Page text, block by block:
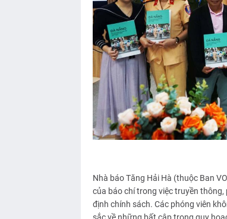
Nhà báo Tăng Hải Hà (thuộc Ban
của báo chí trong việc truyền
định chính sách. Các phóng viên